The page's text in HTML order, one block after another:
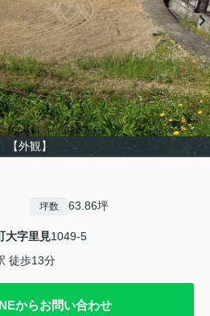
【外観】
坪数 63.86坪
大字里見1049-5
徒歩13分
からお問い合わせ